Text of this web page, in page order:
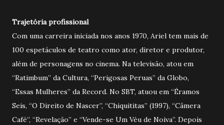
Trajetória profissional
Com uma carreira iniciada nos anos 1970, Ariel tem mais de
100 espetáculos de teatro como ator, diretor e produtor,
além de personagens no cinema. Na televisão, atou em
“Ratimbum” da Cultura, “Perigosas Peruas” da Globo,
“Essas Mulheres” da Record. No SBT, atuou em “Éramos
Seis, “O Direito de Nascer”, “Chiquititas” (1997), “Câmera
Café”, “Revelação” e “Vende-se Um Véu de Noiva”. Depois